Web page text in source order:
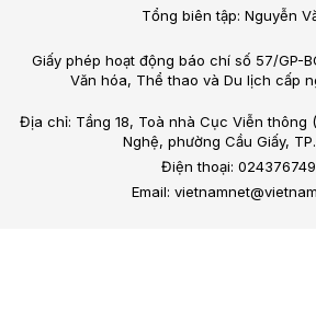
Tổng biên tập: Nguyễn
Giấy phép hoạt động báo chí số 57/GP-
Văn hóa, Thể thao và Du lịch cấp
Địa chỉ: Tầng 18, Toà nhà Cục Viễn thông
Nghệ, phường Cầu Giấy,
Điện thoại:
Email: